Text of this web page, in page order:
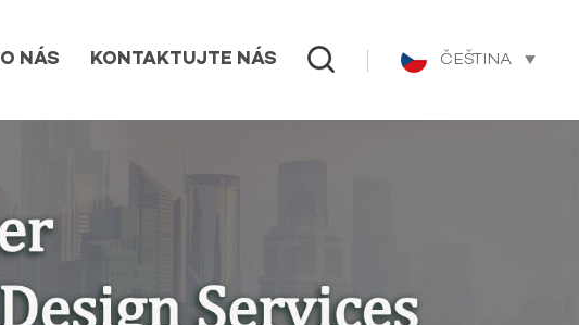
O NÁS KONTAKTUJTE NÁS ČEŠTINA